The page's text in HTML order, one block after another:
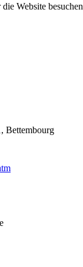
Website besuchen
Bettembourg